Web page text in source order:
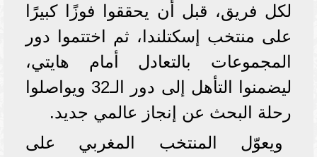
لكل فريق، قبل أن يحققوا فوزًا كبيرًا
على منتخب إسكتلندا، ثم اختتموا دور
المجموعات بالتعادل أمام هايتي،
ليضمنوا التأهل إلى دور الـ32 ويواصلوا
رحلة البحث عن إنجاز عالمي جديد.
ويعوّل المنتخب المغربي على